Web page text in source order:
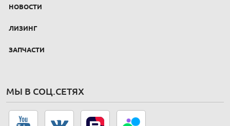
НОВОСТИ
ЛИЗИНГ
ЗАПЧАСТИ
МЫ В СОЦ.СЕТЯХ